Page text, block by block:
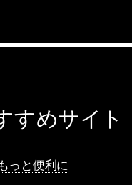
すめサイト
っと便利に